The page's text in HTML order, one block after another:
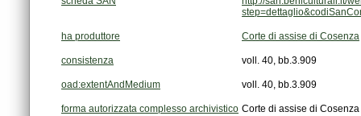
ha produttore Corte di assise di Cosenza
consistenza voll. 40, bb.3.909
oad:extentAndMedium voll. 40, bb.3.909
forma autorizzata complesso archivistico Corte di assise di Cosenza